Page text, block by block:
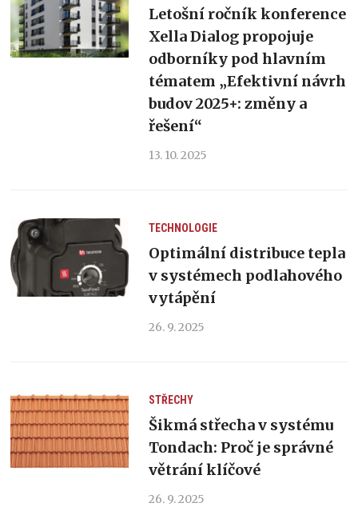
Letošní ročník konference
Xella Dialog propojuje
odborníky pod hlavním
tématem „Efektivní návrh
budov 2025+: změny a
řešení“
13. 10. 2025
TECHNOLOGIE
Optimální distribuce tepla
v systémech podlahového
vytápění
26. 9. 2025
STŘECHY
Šikmá střecha v systému
Tondach: Proč je správné
větrání klíčové
26. 9. 2025